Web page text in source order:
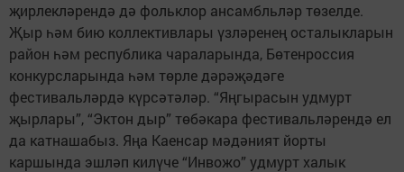
җирлекләрендә дә фольклор ансамбльләр төзелде.
Җыр һәм бию коллективлары үзләренең осталыкларын
район һәм республика чараларында, Бөтенроссия
конкурсларында һәм төрле дәрәҗәдәге
фестивальләрдә күрсәтәләр. “Яңгырасын удмурт
җырлары”, “Эктон дыр” төбәкара фестивальләрендә ел
да катнашабыз. Яңа Каенсар мәдәният йорты
каршында эшләп килүче “Инвожо” удмурт халык